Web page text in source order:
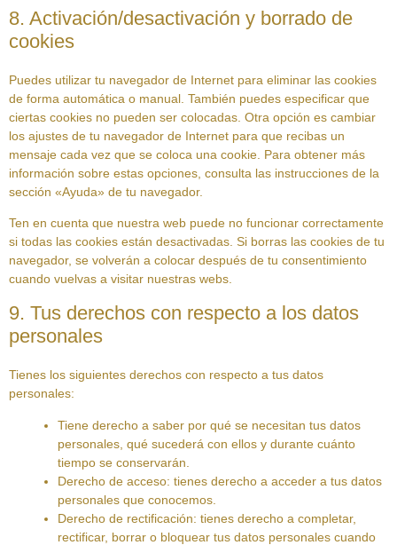
8. Activación/desactivación y borrado de
cookies
Puedes utilizar tu navegador de Internet para eliminar las cookies
de forma automática o manual. También puedes especificar que
ciertas cookies no pueden ser colocadas. Otra opción es cambiar
los ajustes de tu navegador de Internet para que recibas un
mensaje cada vez que se coloca una cookie. Para obtener más
información sobre estas opciones, consulta las instrucciones de la
sección «Ayuda» de tu navegador.
Ten en cuenta que nuestra web puede no funcionar correctamente
si todas las cookies están desactivadas. Si borras las cookies de tu
navegador, se volverán a colocar después de tu consentimiento
cuando vuelvas a visitar nuestras webs.
9. Tus derechos con respecto a los datos
personales
Tienes los siguientes derechos con respecto a tus datos
personales:
Tiene derecho a saber por qué se necesitan tus datos
personales, qué sucederá con ellos y durante cuánto
tiempo se conservarán.
Derecho de acceso: tienes derecho a acceder a tus datos
personales que conocemos.
Derecho de rectificación: tienes derecho a completar,
rectificar, borrar o bloquear tus datos personales cuando